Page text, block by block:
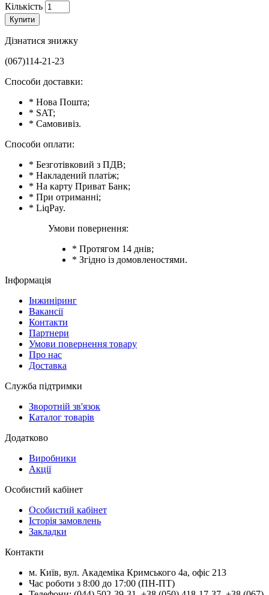
Кількість
Купити
Дізнатися знижку
(067)114-21-23
Способи доставки:
* Нова Пошта;
* SAT;
* Самовивіз.
Способи оплати:
* Безготівковий з ПДВ;
* Накладений платіж;
* На карту Приват Банк;
* При отриманні;
* LiqPay.
Умови повернення:
* Протягом 14 днів;
* Згідно із домовленостями.
Інформація
Інжиніринг
Вакансії
Контакти
Партнери
Умови повернення товару
Про нас
Доставка
Служба підтримки
Зворотній зв'язок
Каталог товарів
Додатково
Виробники
Акції
Особистий кабінет
Особистий кабінет
Історія замовлень
Закладки
Контакти
м. Київ, вул. Академіка Кримського 4а, офіс 213
Час роботи з 8:00 до 17:00 (ПН-ПТ)